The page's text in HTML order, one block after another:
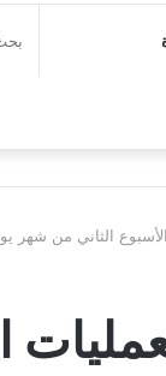
الثاني من شهر